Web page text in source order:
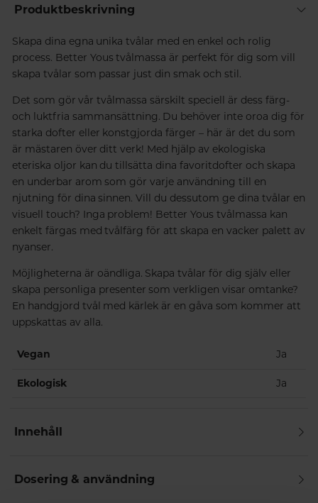
Produktbeskrivning
Skapa dina egna unika tvålar med en enkel och rolig
process. Better Yous tvålmassa är perfekt för dig som vill
skapa tvålar som passar just din smak och stil.
Det som gör vår tvålmassa särskilt speciell är dess färg-
och luktfria sammansättning. Du behöver inte oroa dig för
starka dofter eller konstgjorda färger – här är det du som
är mästaren över ditt verk! Med hjälp av ekologiska
eteriska oljor kan du tillsätta dina favoritdofter och skapa
en underbar arom som gör varje användning till en
njutning för dina sinnen. Vill du dessutom ge dina tvålar en
visuell touch? Inga problem! Better Yous tvålmassa kan
enkelt färgas med tvålfärg för att skapa en vacker palett av
nyanser.
Möjligheterna är oändliga. Skapa tvålar för dig själv eller
skapa personliga presenter som verkligen visar omtanke?
En handgjord tvål med kärlek är en gåva som kommer att
uppskattas av alla.
Vegan Ja
Ekologisk Ja
Innehåll
Dosering & användning